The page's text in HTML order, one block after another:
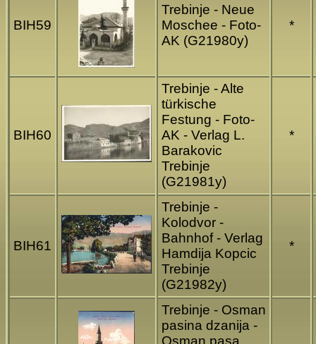
BIH59
Trebinje - Neue
Moschee - Foto-
AK (G21980y)
*
BIH60
Trebinje - Alte
türkische
Festung - Foto-
AK - Verlag L.
Barakovic
Trebinje
(G21981y)
*
BIH61
Trebinje -
Kolodvor -
Bahnhof - Verlag
Hamdija Kopcic
Trebinje
(G21982y)
*
Trebinje - Osman
pasina dzanija -
Osman pasa